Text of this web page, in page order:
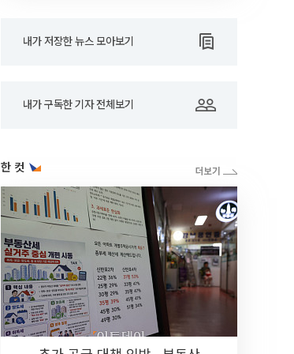
내가 저장한 뉴스 모아보기
내가 구독한 기자 전체보기
한 컷